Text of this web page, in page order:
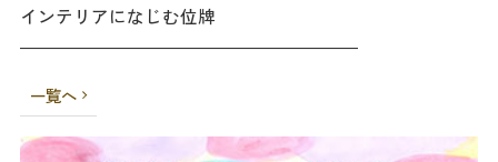
インテリアになじむ位牌
―――――――――――――――――――
一覧へ